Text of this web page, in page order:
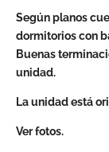
Según planos
dormitorios con
Buenas
unidad.
La unidad está
Ver fotos.